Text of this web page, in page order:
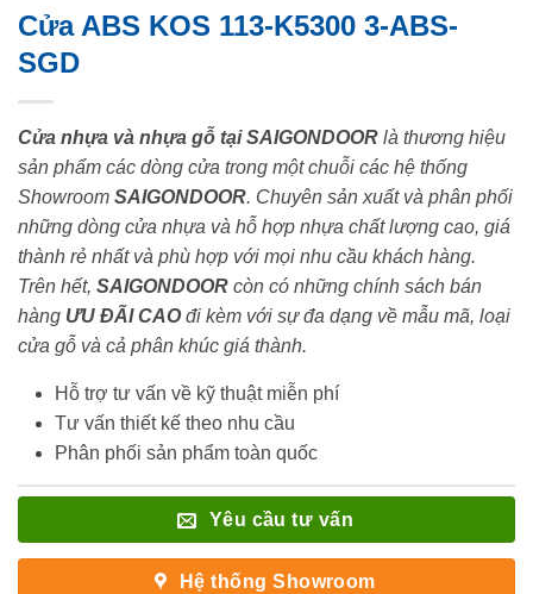
Cửa ABS KOS 113-K5300 3-ABS-
SGD
Cửa nhựa và nhựa gỗ tại SAIGONDOOR là thương hiệu
sản phẩm các dòng cửa trong một chuỗi các hệ thống
Showroom SAIGONDOOR. Chuyên sản xuất và phân phối
những dòng cửa nhựa và hỗ hợp nhựa chất lượng cao, giá
thành rẻ nhất và phù hợp với mọi nhu cầu khách hàng.
Trên hết, SAIGONDOOR còn có những chính sách bán
hàng ƯU ĐÃI CAOđi kèm với sự đa dạng về mẫu mã, loại
cửa gỗ và cả phân khúc giá thành.
Hỗ trợ tư vấn về kỹ thuật miễn phí
Tư vấn thiết kế theo nhu cầu
Phân phối sản phẩm toàn quốc
Yêu cầu tư vấn
Hệ thống Showroom